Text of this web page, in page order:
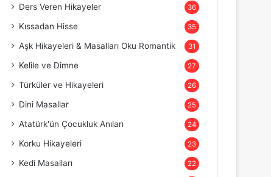
Ders Veren Hikayeler 36
Kıssadan Hisse 35
Aşk Hikayeleri & Masalları Oku Romantik 31
Kelile ve Dimne 27
Türküler ve Hikayeleri 26
Dini Masallar 25
Atatürk'ün Çocukluk Anıları 24
Korku Hikayeleri 23
Kedi Masalları 22